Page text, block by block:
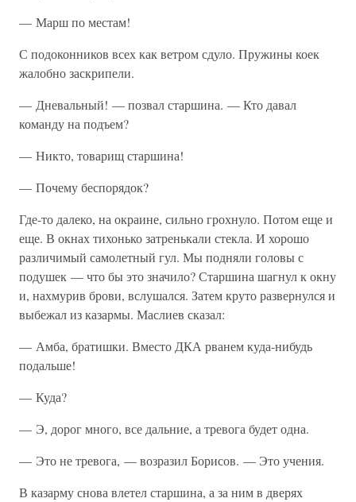
— Марш по местам!
С подоконников всех как ветром сдуло. Пружины коек
жалобно заскрипели.
— Дневальный! — позвал старшина. — Кто давал
команду на подъем?
— Никто, товарищ старшина!
— Почему беспорядок?
Где-то далеко, на окраине, сильно грохнуло. Потом еще и
еще. В окнах тихонько затренькали стекла. И хорошо
различимый самолетный гул. Мы подняли головы с
подушек — что бы это значило? Старшина шагнул к окну
и, нахмурив брови, вслушался. Затем круто развернулся и
выбежал из казармы. Маслиев сказал:
— Амба, братишки. Вместо ДКА рванем куда-нибудь
подальше!
— Куда?
— Э, дорог много, все дальние, а тревога будет одна.
— Это не тревога, — возразил Борисов. — Это учения.
В казарму снова влетел старшина, а за ним в дверях